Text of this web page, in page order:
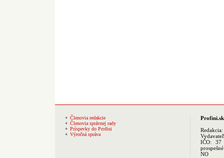
Členovia redakcie
Členovia správnej rady
Príspevky do Profini
Výročná správa
Profini.sk
Redakcia:
IČO: 37
NO